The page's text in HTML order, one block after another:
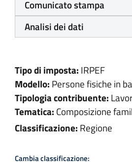
Comunicato stampa
Analisi dei dati
Tipo di imposta: IRPEF
Modello: Persone fisiche in
Tipologia contribuente:
Tematica: Composizione
Classificazione: Regione
Cambia classificazione: